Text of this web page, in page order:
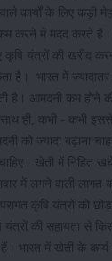
कार्यों के लिए
करने में मदद करते
कृषि यंत्रों की खरीद
है। भारत में
है। आमदनी कम होने
ही, कभी - कभी इससे
को ज्यादा बढ़ाना
खेती में निहित
में लगने वाली लागत
कृषि यंत्रों को
यंत्रों की सहायता से
भारत में खेती के